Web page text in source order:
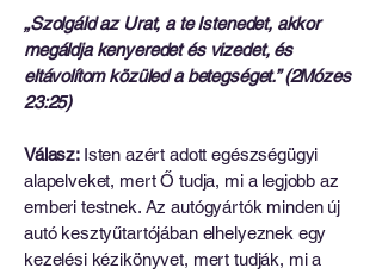
„Szolgáld az Urat, a te Istenedet, akkor
megáldja kenyeredet és vizedet, és
eltávolítom közüled a betegséget.” (2Mózes
23:25)
Válasz: Isten azért adott egészségügyi
alapelveket, mert Ő tudja, mi a legjobb az
emberi testnek. Az autógyártók minden új
autó kesztyűtartójában elhelyeznek egy
kezelési kézikönyvet, mert tudják, mi a